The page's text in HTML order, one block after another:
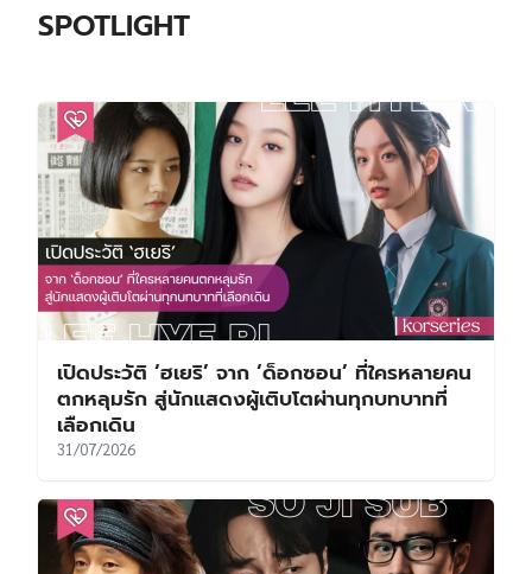
SPOTLIGHT
เปิดประวัติ ‘ฮเยริ’ จาก ‘ด็อกซอน’ ที่ใครหลายคน
ตกหลุมรัก สู่นักแสดงผู้เติบโตผ่านทุกบทบาทที่
เลือกเดิน
31/07/2026